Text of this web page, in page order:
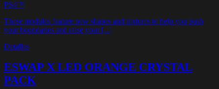
PS4™
These modules feature new shapes and textures to help you push
your boundaries and raise your [...]
Detalles
ESWAP X LED ORANGE CRYSTAL
PACK